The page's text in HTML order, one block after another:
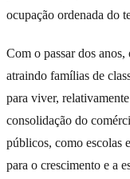
ocupação ordenada do
Com o passar dos
atraindo famílias de
para viver,
consolidação do
públicos, como escolas
para o crescimento e a